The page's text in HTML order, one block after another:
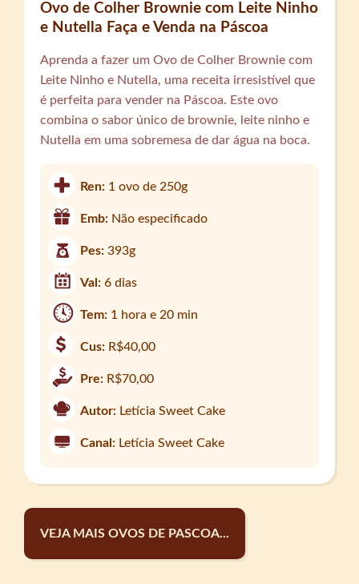
Ovo de Colher Brownie com Leite Ninho
e Nutella Faça e Venda na Páscoa
Aprenda a fazer um Ovo de Colher Brownie com
Leite Ninho e Nutella, uma receita irresistível que
é perfeita para vender na Páscoa. Este ovo
combina o sabor único de brownie, leite ninho e
Nutella em uma sobremesa de dar água na boca.
Ren: 1 ovo de 250g
Emb: Não especificado
Pes:393g
Val:6 dias
Tem: 1 hora e 20 min
Cus: R$40,00
Pre: R$70,00
Autor: Letícia Sweet Cake
Canal: Letícia Sweet Cake
VEJA MAIS OVOS DE PASCOA...